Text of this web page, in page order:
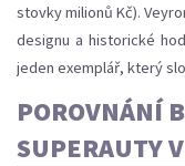
stovky milionů Kč).
designu a historické
jeden exemplář, který
POROVNÁNÍ
SUPERAUTY